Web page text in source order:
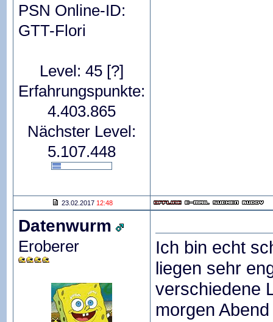
PSN Online-ID:
GTT-Flori
Level: 45 [?]
Erfahrungspunkte:
4.403.865
Nächster Level:
5.107.448
23.02.2017 12:48
Datenwurm
Eroberer
Ich bin echt
liegen sehr
verschiedene
morgen